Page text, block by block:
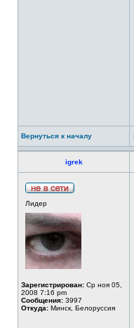
Вернуться к началу
igrek
Лидер
Зарегистрирован: Ср ноя 05,
2008 7:16 pm
Сообщения: 3997
Откуда: Минск, Белоруссия